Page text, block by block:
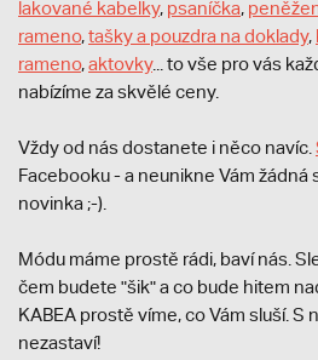
lakované kabelky, psaníčka,
rameno,tašky a pouzdra na doklady,
rameno,aktovky... to vše pro vás
nabízíme za skvělé ceny.
Vždy od nás dostanete i něco navíc.
Facebooku - a neunikne Vám žádná
novinka ;-).
Módu máme prostě rádi, baví nás.
čem budete "šik" a co bude hitem
KABEA prostě víme, co Vám sluší. S
nezastaví!